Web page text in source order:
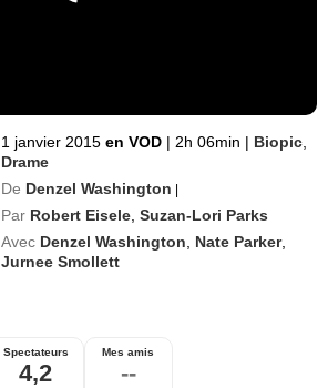
1 janvier 2015 en VOD | 2h 06min | Biopic
Drame
De Denzel Washington |
Par Robert Eisele ,Suzan-Lori Parks
Avec Denzel Washington Nate Parker,
Jurnee Smollett
Spectateurs
4,2
Mes amis
--